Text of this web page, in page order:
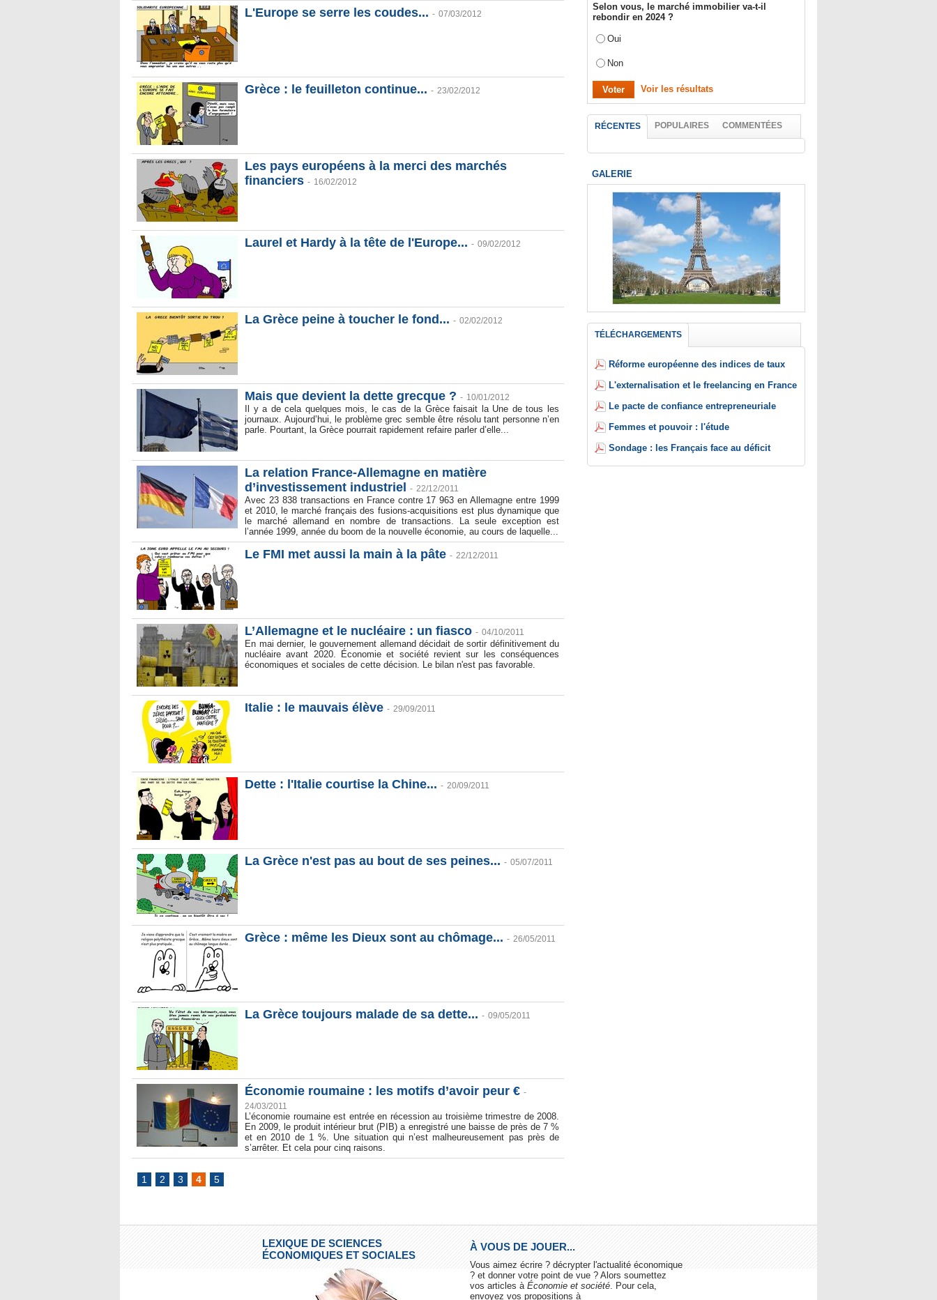
L'Europe se serre les coudes... - 07/03/2012
Grèce : le feuilleton continue... - 23/02/2012
Les pays européens à la merci des marchés
financiers - 16/02/2012
Laurel et Hardy à la tête de l'Europe... - 09/02/2012
La Grèce peine à toucher le fond... - 02/02/2012
Mais que devient la dette grecque ? - 10/01/2012
Il y a de cela quelques mois, le cas de la Grèce faisait la Une de tous les
journaux. Aujourd’hui, le problème grec semble être résolu tant personne n’en
parle. Pourtant, la Grèce pourrait rapidement refaire parler d’elle...
La relation France-Allemagne en matière
d’investissement industriel
- 22/12/2011
Avec 23 838 transactions en France contre 17 963 en Allemagne entre 1999
et 2010, le marché français des fusions-acquisitions est plus dynamique que
le marché allemand en nombre de transactions. La seule exception est
l’année 1999, année du boom de la nouvelle économie, au cours de laquelle...
Le FMI met aussi la main à la pâte - 22/12/2011
L’Allemagne et le nucléaire : un fiasco - 04/10/2011
En mai dernier, le gouvernement allemand décidait de sortir définitivement du
nucléaire avant 2020. Économie et société revient sur les conséquences
économiques et sociales de cette décision. Le bilan n'est pas favorable.
Italie : le mauvais élève - 29/09/2011
Dette : l'Italie courtise la Chine... - 20/09/2011
La Grèce n'est pas au bout de ses peines... - 05/07/2011
Grèce : même les Dieux sont au chômage... - 26/05/2011
La Grèce toujours malade de sa dette... - 09/05/2011
Économie roumaine : les motifs d’avoir peur € -
24/03/2011
L’économie roumaine est entrée en récession au troisième trimestre de 2008.
En 2009, le produit intérieur brut (PIB) a enregistré une baisse de près de 7 %
et en 2010 de 1 %. Une situation qui n’est malheureusement pas près de
s’arrêter. Et cela pour cinq raisons.
1 2 3 4 5
Selon vous, le marché immobilier va-t-il
rebondir en 2024 ?
Oui
Non
Voir les résultats
RÉCENTES POPULAIRES COMMENTÉES
GALERIE
TÉLÉCHARGEMENTS
Réforme européenne des indices de taux
L'externalisation et le freelancing en France
Le pacte de confiance entrepreneuriale
Femmes et pouvoir : l'étude
Sondage : les Français face au déficit
LEXIQUE DE SCIENCES
ÉCONOMIQUES ET SOCIALES
À VOUS DE JOUER...
Vous aimez écrire ? décrypter l'actualité économique
? et donner votre point de vue ? Alors soumettez
vos articles à Économie et société. Pour cela,
envoyez vos propositions à